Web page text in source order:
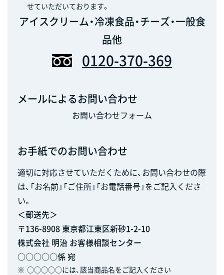
せていただいております。
アイスクリーム・冷凍食品・チーズ・一般食
品他
0120-370-369
メールによるお問い合わせ
お問い合わせフォーム
お手紙でのお問い合わせ
適切に対応させていただくために、お問い合わせの際
は、「お名前」「ご住所」「お電話番号」をご記入くださ
い。
＜郵送先＞
〒136-8908 東京都江東区新砂1-2-10
株式会社 明治 お客様相談センター
○○○○○係 宛
※ ○○○○○には、該当商品名をご記入ください